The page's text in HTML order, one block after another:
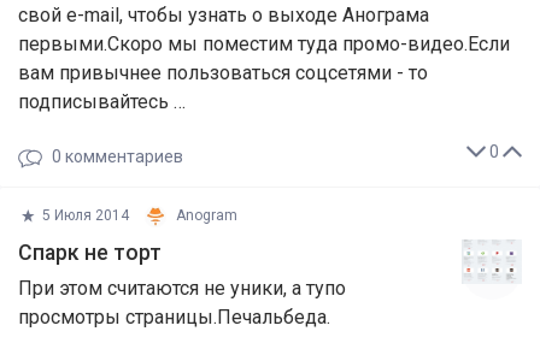
свой e-mail, чтобы узнать о выходе Анограма
первыми.Скоро мы поместим туда промо-видео.Если
вам привычнее пользоваться соцсетями - то
подписывайтесь …
0
0 комментариев
5 Июля 2014 Anogram
Спарк не торт
При этом считаются не уники, а тупо
просмотры страницы.Печальбеда.